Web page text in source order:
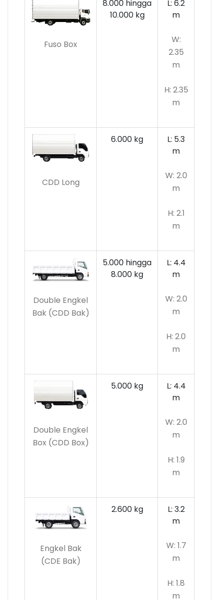
Fuso Box
8.000 hingga
10.000 kg
L: 6.2
m
W:
2.35
m
H: 2.35
m
CDD Long
6.000 kg
L: 5.3
m
W: 2.0
m
H: 2.1
m
Double Engkel
Bak (CDD Bak)
5.000 hingga
8.000 kg
L: 4.4
m
W: 2.0
m
H: 2.0
m
Double Engkel
Box (CDD Box)
5.000 kg
L: 4.4
m
W: 2.0
m
H: 1.9
m
Engkel Bak
(CDE Bak)
2.600 kg
L: 3.2
m
W: 1.7
m
H: 1.8
m